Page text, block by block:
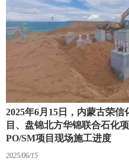
2025年6月15日，内蒙古荣
目、盘锦北方华锦联合石化
PO/SM项目现场施工进度
2025/06/15